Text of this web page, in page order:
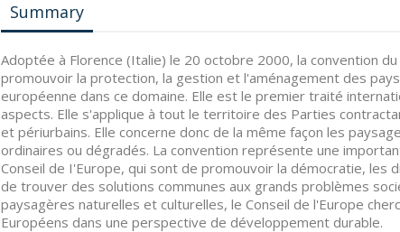
Summary
Adoptée à Florence (Italie) le 20 octobre 2000, la convention
promouvoir la protection, la gestion et l'aménagement des
européenne dans ce domaine. Elle est le premier traité
aspects. Elle s'applique à tout le territoire des Parties
et périurbains. Elle concerne donc de la même façon les
ordinaires ou dégradés. La convention représente une
Conseil de I'Europe, qui sont de promouvoir la démocratie, les
de trouver des solutions communes aux grands problèmes
paysagères naturelles et culturelles, le Conseil de l'Europe
Européens dans une perspective de développement durable.